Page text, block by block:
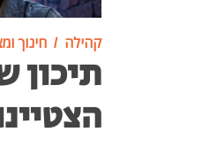
קהילה חינוך
תיכון